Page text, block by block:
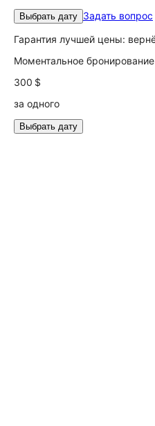
Выбрать дату Задать вопрос
Гарантия лучшей цены:
Моментальное
300 $
за одного
Выбрать дату